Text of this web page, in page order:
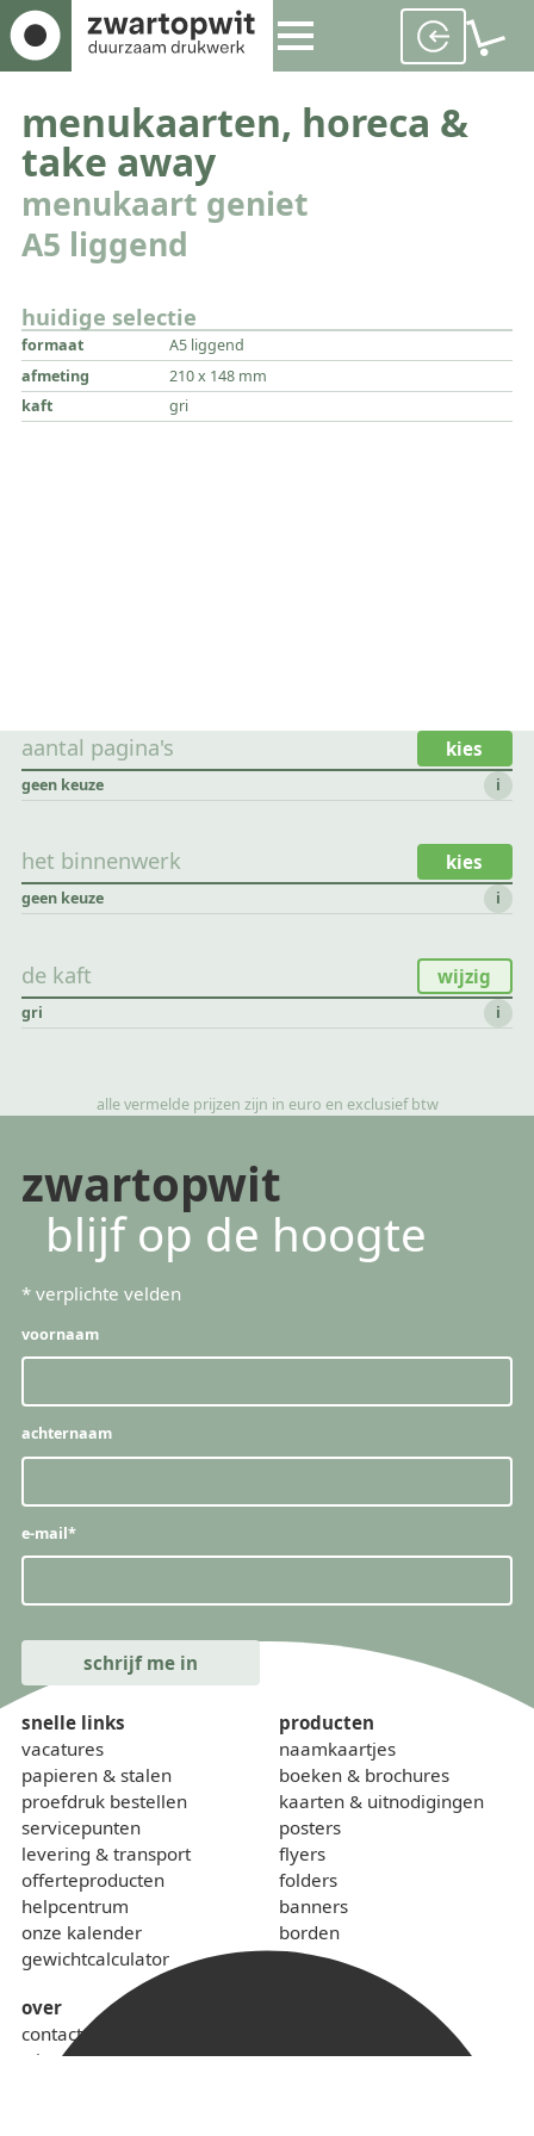
menukaarten, horeca &
take away
menukaart geniet
A5 liggend
huidige selectie
formaat
A5 liggend
afmeting
210 x 148 mm
kaft
gri
aantal pagina's kies
geen keuze i
het binnenwerk kies
geen keuze i
de kaft wijzig
gri i
alle vermelde prijzen zijn in euro en exclusief btw
zwartopwit
blijf op de hoogte
* verplichte velden
voornaam
achternaam
e-mail*
snelle links
vacatures
papieren & stalen
proefdruk bestellen
servicepunten
levering & transport
offerteproducten
helpcentrum
onze kalender
gewichtcalculator
over
contact
wie zijn we
producten
naamkaartjes
boeken & brochures
kaarten & uitnodigingen
posters
flyers
folders
banners
borden